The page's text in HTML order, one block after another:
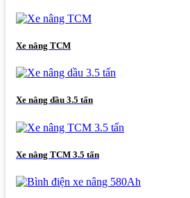
Xe nâng TCM
Xe nâng dầu 3.5 tấn
Xe nâng TCM 3.5 tấn